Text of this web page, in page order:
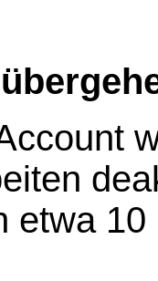
etwa